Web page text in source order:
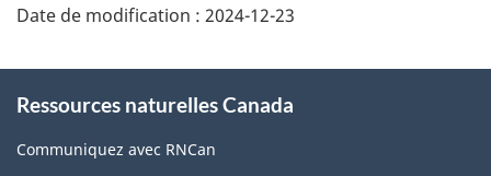
Date de modification : 2024-12-23
this
site
Ressources naturelles Canada
Communiquez avec RNCan